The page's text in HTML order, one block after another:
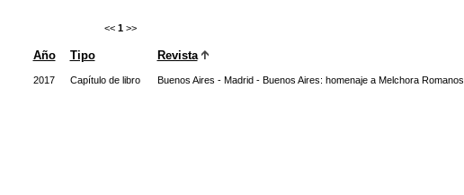
<< 1 >>
Año Tipo Revista
2017 Capítulo de libro Buenos Aires - Madrid - Buenos Aires: homenaje a Melchora Romanos